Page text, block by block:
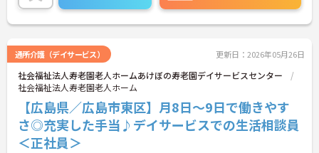
通所介護（デイサービス） 更新日：2026年05月26日
社会福祉法人寿老園老人ホームあけぼの寿老園デイサービスセンター
社会福祉法人寿老園老人ホーム
【広島県／広島市東区】月8日～9日で働きやす
さ◎充実した手当♪デイサービスでの生活相談員
＜正社員＞